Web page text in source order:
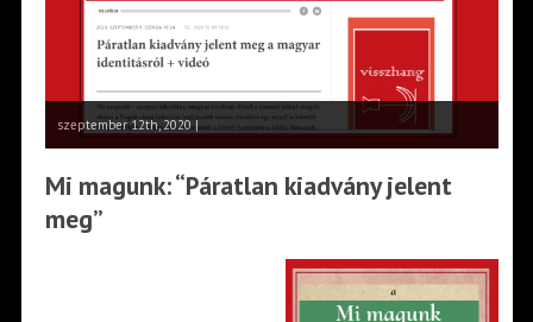
szeptember 12th, 2020 |
Mi magunk: “Páratlan kiadvány jelent
meg”